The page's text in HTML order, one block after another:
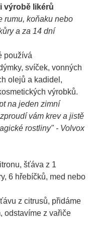
výrobě likérů
rumu, koňaku nebo
a za 14 dní
používá
svíček, vonných
olejů a kadidel,
výrobků.
na jeden zimní
vám krev a jistě
rostliny" - Volvox
šťáva z 1
6 hřebíčků, med nebo
z citrusů, přidáme
odstavíme z vařiče